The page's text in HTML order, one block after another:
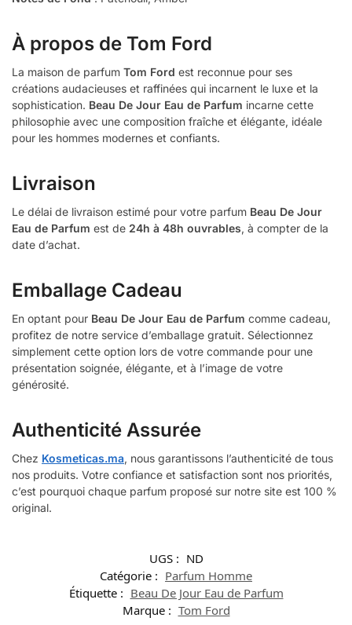
À propos de Tom Ford
La maison de parfum Tom Ford est reconnue pour ses
créations audacieuses et raffinées qui incarnent le luxe et la
sophistication. Beau De Jour Eau de Parfum incarne cette
philosophie avec une composition fraîche et élégante, idéale
pour les hommes modernes et confiants.
Livraison
Le délai de livraison estimé pour votre parfum Beau De Jour
Eau de Parfum est de 24h à 48h ouvrables, à compter de la
date d’achat.
Emballage Cadeau
En optant pour Beau De Jour Eau de Parfum comme cadeau,
profitez de notre service d’emballage gratuit. Sélectionnez
simplement cette option lors de votre commande pour une
présentation soignée, élégante, et à l’image de votre
générosité.
Authenticité Assurée
Chez Kosmeticas.ma, nous garantissons l’authenticité de tous
nos produits. Votre confiance et satisfaction sont nos priorités,
c’est pourquoi chaque parfum proposé sur notre site est 100 %
original.
UGS : ND
Catégorie : Parfum Homme
Étiquette : Beau De Jour Eau de Parfum
Marque : Tom Ford